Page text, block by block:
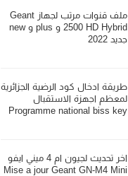
ملف قنوات مرتب لجهاز Geant
2500 HD Hybrid و plus و new
جديد 2022
طريقة ادخال كود الرضية الجزائرية
لمعظم اجهزة الاستقبال
Programme national biss key
اخر تحديث لجيون ام 4 ميني ايفو
Mise a jour Geant GN-M4 Mini